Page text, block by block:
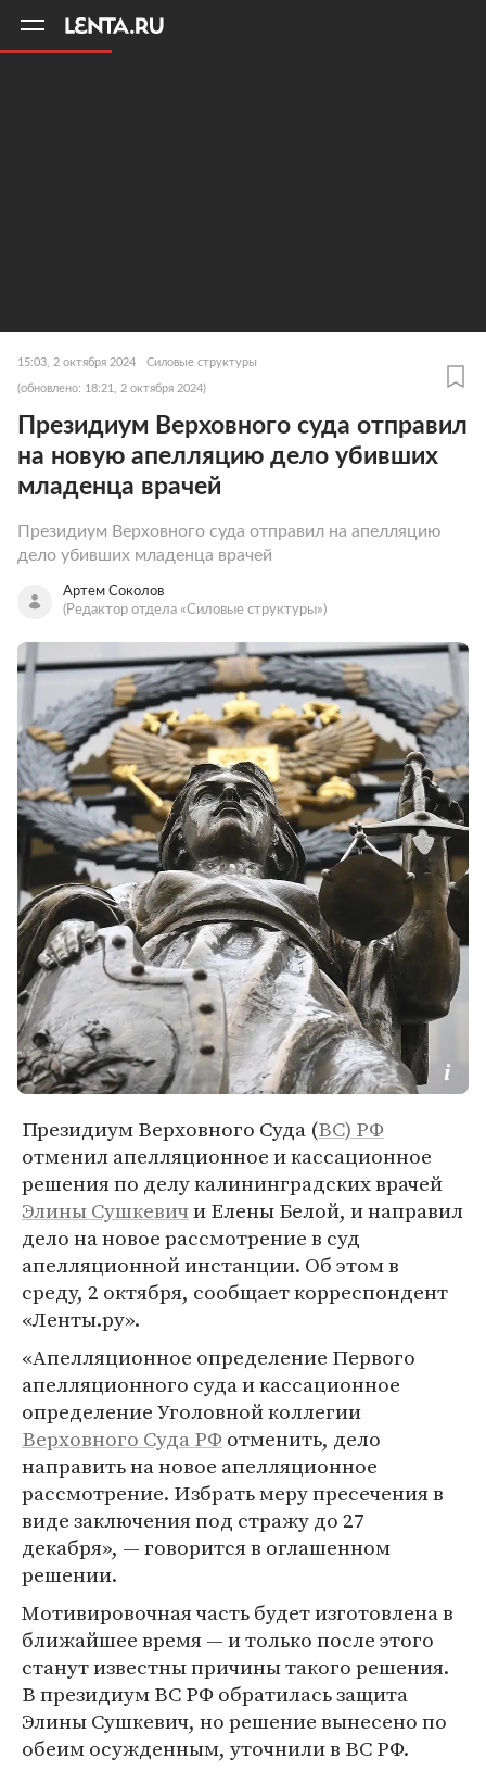
15:03, 2 октября 2024 Силовые структуры
(обновлено: 18:21, 2 октября 2024)
Президиум Верховного суда отправил
на новую апелляцию дело убивших
младенца врачей
Президиум Верховного суда отправил на апелляцию
дело убивших младенца врачей
Артем Соколов
(Редактор отдела «Силовые структуры»)
Президиум Верховного Суда (ВС) РФ
отменил апелляционное и кассационное
решения по делу калининградских врачей
Элины Сушкевичи Елены Белой, и направил
дело на новое рассмотрение в суд
апелляционной инстанции. Об этом в
среду, 2 октября, сообщает корреспондент
«Ленты.ру».
«Апелляционное определение Первого
апелляционного суда и кассационное
определение Уголовной коллегии
Верховного Суда РФ отменить, дело
направить на новое апелляционное
рассмотрение. Избрать меру пресечения в
виде заключения под стражу до 27
декабря», — говорится в оглашенном
решении.
Мотивировочная часть будет изготовлена в
ближайшее время — и только после этого
станут известны причины такого решения.
В президиум ВС РФ обратилась защита
Элины Сушкевич, но решение вынесено по
обеим осужденным, уточнили в ВС РФ.